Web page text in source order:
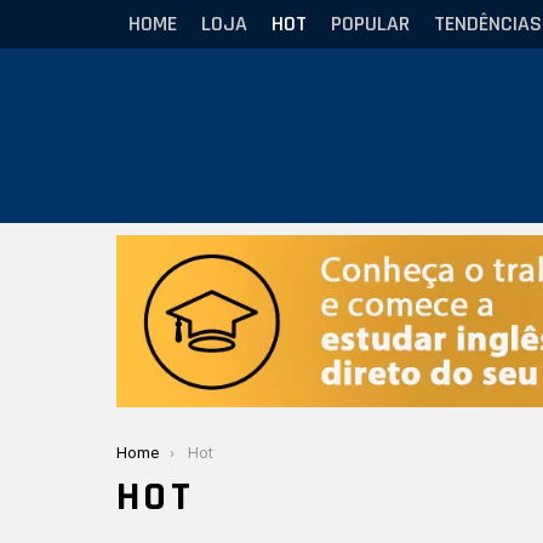
HOME LOJA HOT POPULAR TENDÊNCIAS
Você está aqui:
Home Hot
HOT